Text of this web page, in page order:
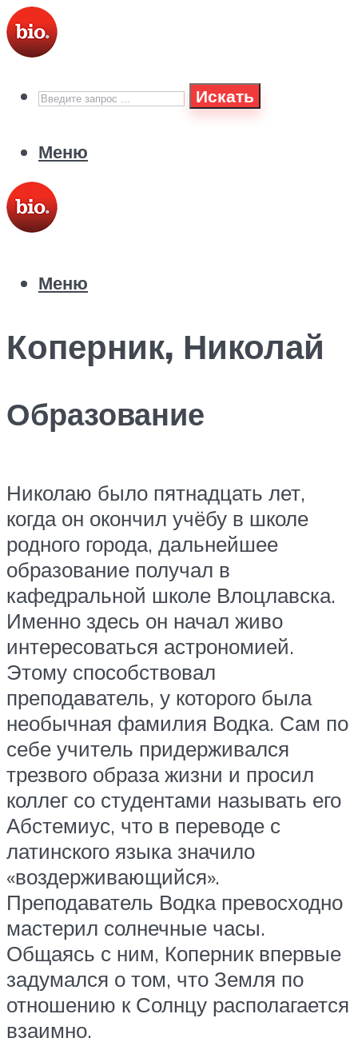
Искать
Меню
Меню
Коперник, Николай
Образование
Николаю было пятнадцать лет,
когда он окончил учёбу в школе
родного города, дальнейшее
образование получал в
кафедральной школе Влоцлавска.
Именно здесь он начал живо
интересоваться астрономией.
Этому способствовал
преподаватель, у которого была
необычная фамилия Водка. Сам по
себе учитель придерживался
трезвого образа жизни и просил
коллег со студентами называть его
Абстемиус, что в переводе с
латинского языка значило
«воздерживающийся».
Преподаватель Водка превосходно
мастерил солнечные часы.
Общаясь с ним, Коперник впервые
задумался о том, что Земля по
отношению к Солнцу располагается
взаимно.